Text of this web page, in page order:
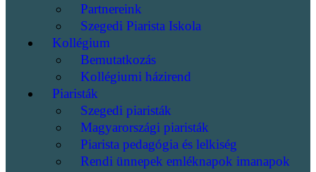
Partnereink
Szegedi Piarista Iskola
Kollégium
Bemutatkozás
Kollégiumi házirend
Piaristák
Szegedi piaristák
Magyarországi piaristák
Piarista pedagógia és lelkiség
Rendi ünnepek emléknapok imanapok